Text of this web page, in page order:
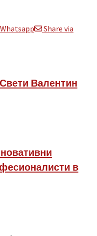
Whatsapp
Share via
Валентин
в